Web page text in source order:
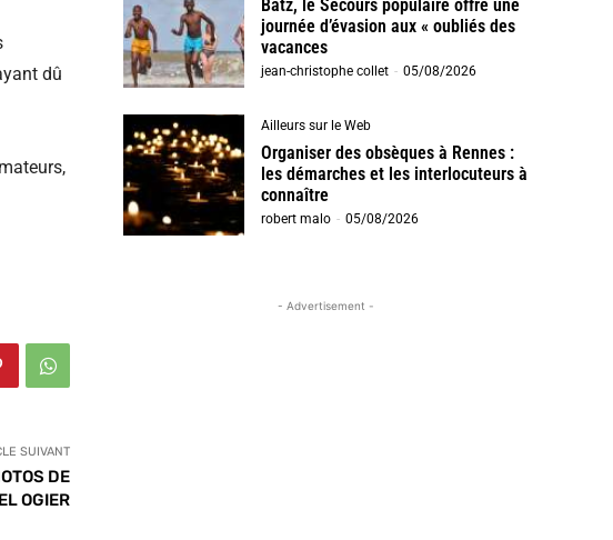
dû
SUIVANT
DE
OGIER
Batz, le Secours populaire offre une
journée d’évasion aux « oubliés des
vacances
jean-christophe collet - 05/08/2026
Ailleurs sur le Web
Organiser des obsèques à Rennes :
les démarches et les interlocuteurs à
connaître
robert malo - 05/08/2026
- Advertisement -